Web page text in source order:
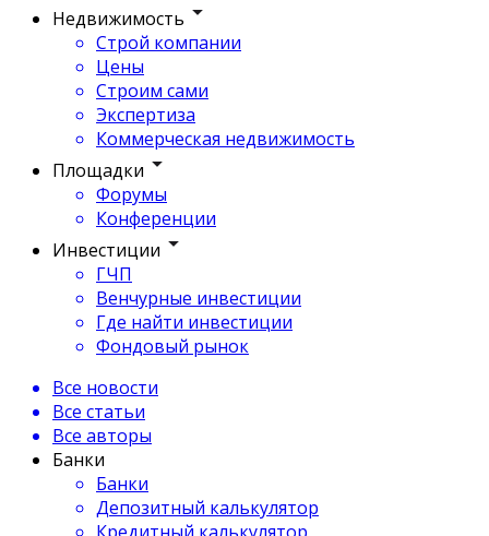
Недвижимость
Строй компании
Цены
Строим сами
Экспертиза
Коммерческая недвижимость
Площадки
Форумы
Конференции
Инвестиции
ГЧП
Венчурные инвестиции
Где найти инвестиции
Фондовый рынок
Все новости
Все статьи
Все авторы
Банки
Банки
Депозитный калькулятор